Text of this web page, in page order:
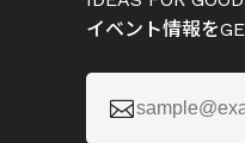
イベント情報を
